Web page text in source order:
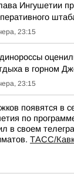
Ингушетии
23:15
в горном
23:15
появятся в
по
в своем
ТАСС/